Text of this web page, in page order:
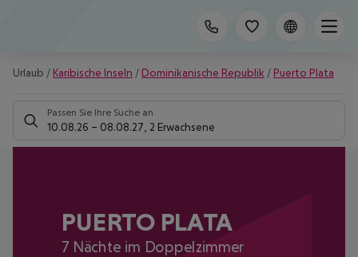
Urlaub / Karibische Inseln / Dominikanische Republik / Puerto Plata
Passen Sie Ihre Suche an
10.08.26 – 08.08.27 2 Erwachsene
PUERTO PLATA
7 Nächte im Doppelzimmer